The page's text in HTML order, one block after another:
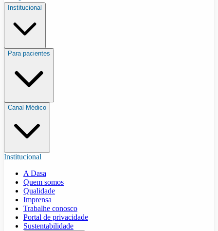
Institucional
Para pacientes
Canal Médico
Institucional
A Dasa
Quem somos
Qualidade
Imprensa
Trabalhe conosco
Portal de privacidade
Sustentabilidade